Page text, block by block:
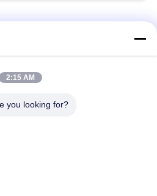
Καθολική μηχανή
2:15 AM
you looking for?